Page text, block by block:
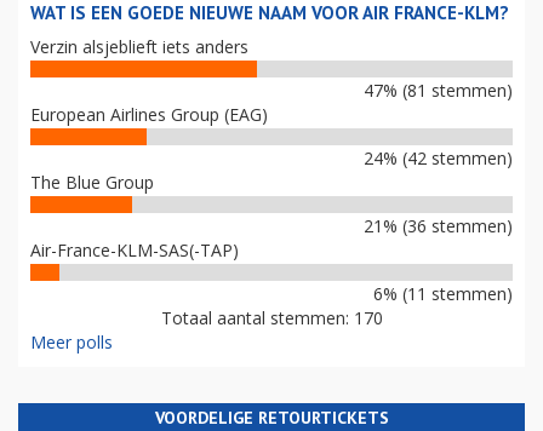
WAT IS EEN GOEDE NIEUWE NAAM VOOR AIR FRANCE-KLM?
Verzin alsjeblieft iets anders
47% (81 stemmen)
European Airlines Group (EAG)
24% (42 stemmen)
The Blue Group
21% (36 stemmen)
Air-France-KLM-SAS(-TAP)
6% (11 stemmen)
Totaal aantal stemmen: 170
Meer polls
VOORDELIGE RETOURTICKETS